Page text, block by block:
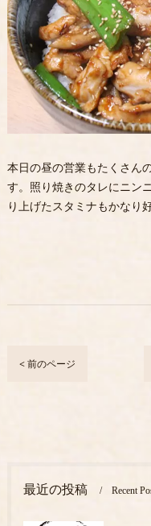
本日の昼の営業もたくさん
す。照り焼きのタレにニン
り上げたスタミナもかなり
< 前のページ
最近の投稿 Recent